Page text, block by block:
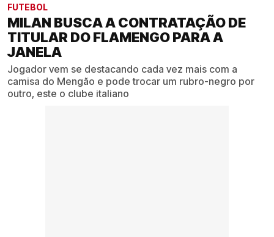
FUTEBOL
MILAN BUSCA A CONTRATAÇÃO DE
TITULAR DO FLAMENGO PARA A
JANELA
Jogador vem se destacando cada vez mais com a
camisa do Mengão e pode trocar um rubro-negro por
outro, este o clube italiano